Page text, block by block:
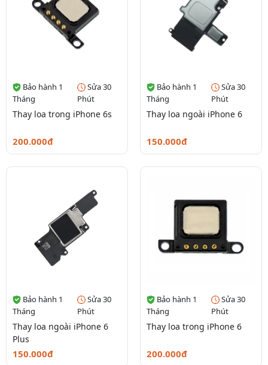
Bảo hành 1
Tháng
Sửa 30
Phút
Thay loa trong iPhone 6s
200.000đ
Bảo hành 1
Tháng
Sửa 30
Phút
Thay loa ngoài iPhone 6
150.000đ
Bảo hành 1
Tháng
Sửa 30
Phút
Thay loa ngoài iPhone 6
Plus
150.000đ
Bảo hành 1
Tháng
Sửa 30
Phút
Thay loa trong iPhone 6
200.000đ